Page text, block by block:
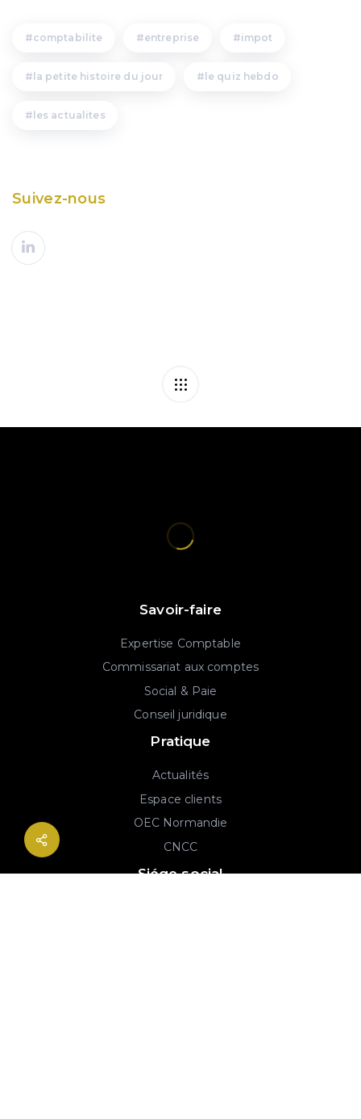
comptabilite entreprise impot
la petite histoire du jour le quiz hebdo
les actualites
Suivez-nous
Savoir-faire
Expertise Comptable
Commissariat aux comptes
Social & Paie
Conseil juridique
Pratique
Actualités
Espace clients
OEC Normandie
CNCC
Siége social